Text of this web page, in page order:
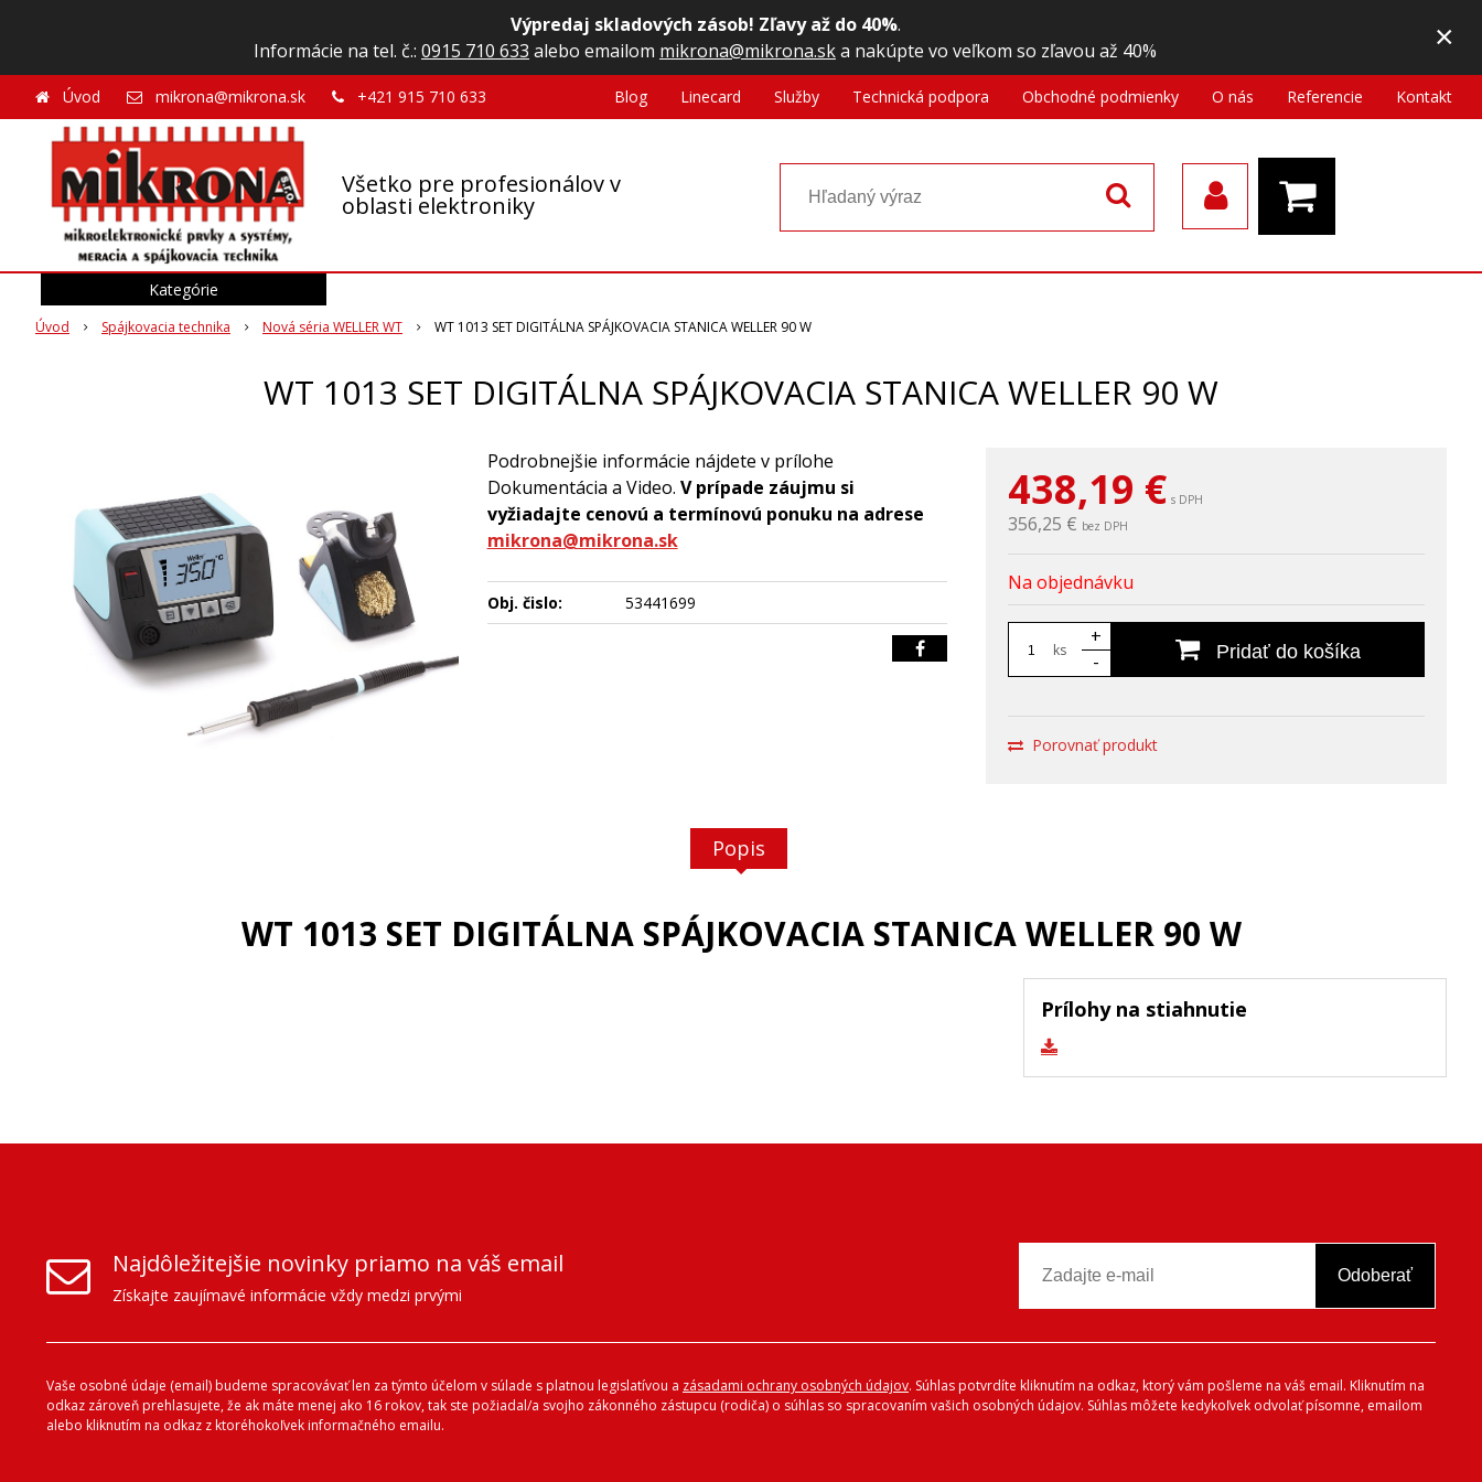
Výpredaj skladových zásob! Zľavy až do 40%.
Informácie na tel. č.: 0915 710 633 alebo emailom mikrona@mikrona.ska nakúpte vo veľkom so zľavou až 40% ×
Všetko pre profesionálov v
oblasti elektroniky
Úvod mikrona@mikrona.sk +421 915 710 633 Blog Linecard Služby Technická podpora Obchodné podmienky O nás Referencie Kontakt
Úvod Spájkovacia technika Nová séria WELLER WT WT 1013 SET DIGITÁLNA SPÁJKOVACIA STANICA WELLER 90 W
WT 1013 SET DIGITÁLNA SPÁJKOVACIA STANICA WELLER 90 W
438,19 € s DPH
356,25 € bez DPH
Na objednávku
ks
+
-
Pridať do košíka
Porovnať produkt
Podrobnejšie informácie nájdete v prílohe
Dokumentácia a Video. V prípade záujmu si
vyžiadajte cenovú a termínovú ponuku na adrese
mikrona@mikrona.sk
Obj. čislo: 53441699
Popis
WT 1013 SET DIGITÁLNA SPÁJKOVACIA STANICA WELLER 90 W
Prílohy na stiahnutie
Kategórie
Najdôležitejšie novinky priamo na váš email
Získajte zaujímavé informácie vždy medzi prvými
Odoberať
Vaše osobné údaje (email) budeme spracovávať len za týmto účelom v súlade s platnou legislatívou a zásadami ochrany osobných údajov. Súhlas potvrdíte kliknutím na odkaz, ktorý vám pošleme na váš email. Kliknutím na
odkaz zároveň prehlasujete, že ak máte menej ako 16 rokov, tak ste požiadal/a svojho zákonného zástupcu (rodiča) o súhlas so spracovaním vašich osobných údajov. Súhlas môžete kedykoľvek odvolať písomne, emailom
alebo kliknutím na odkaz z ktoréhokoľvek informačného emailu.